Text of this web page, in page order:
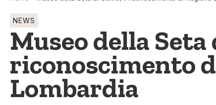
NEWS
Museo della
riconoscimento
Lombardia